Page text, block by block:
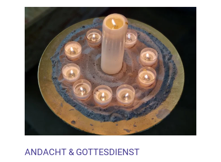
ANDACHT & GOTTESDIENST